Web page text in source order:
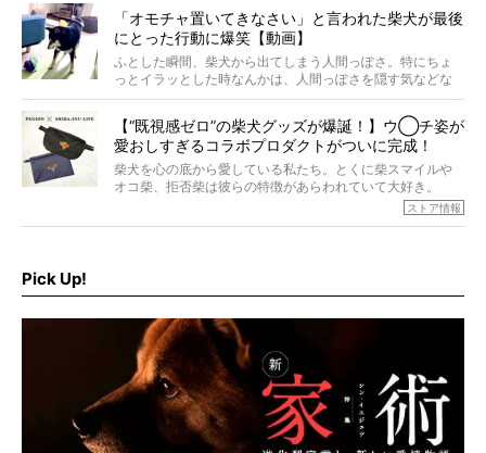
ォーカスし、その元気の秘訣や、老犬と暮らすうえで大切
だと思うことを、オーナーさんに語っていただきます。今
回登場してくれたのは、17歳のときろうくん。小さい頃か
ら食が細かったため、何でも食べさせてきたということで
「オモチャ置いてきなさい」と言われた柴犬が最後
にとった行動に爆笑【動画】
ふとした瞬間、柴犬から出てしまう人間っぽさ。特にちょ
っとイラッとした時なんかは、人間っぽさを隠す気などな
いように見えます。もしかして本当の本当は、中身は人間
【“既視感ゼロ”の柴犬グッズが爆誕！】ウ◯チ姿が
愛おしすぎるコラボプロダクトがついに完成！
柴犬を心の底から愛している私たち。とくに柴スマイルや
オコ柴、拒否柴は彼らの特徴があらわれていて大好き。
でもちょっと待て…もうひとつ、忘れてはならない愛おしい
ストア情報
Pick Up!